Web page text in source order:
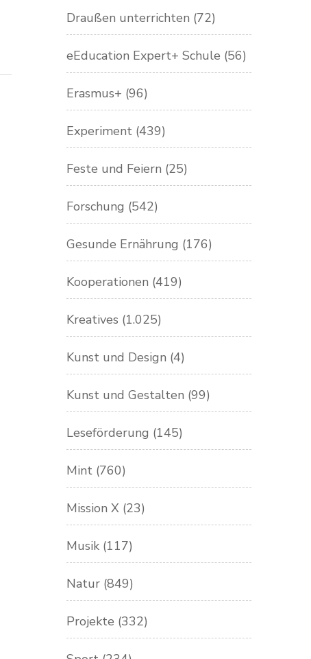
Draußen unterrichten (72)
eEducation Expert+ Schule (56)
Erasmus+ (96)
Experiment (439)
Feste und Feiern (25)
Forschung (542)
Gesunde Ernährung (176)
Kooperationen (419)
Kreatives (1.025)
Kunst und Design (4)
Kunst und Gestalten (99)
Leseförderung (145)
Mint (760)
Mission X (23)
Musik (117)
Natur (849)
Projekte (332)